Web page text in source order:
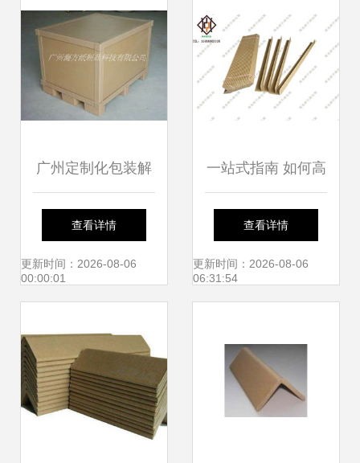
广州定制化包装解
决方案 承重型包装
箱、环保包装箱与
查看详情
更新时间：2026-08-06
00:00:01
一站式指南 如何高
效采购与批发高品
质纸护角
查看详情
更新时间：2026-08-06
06:31:54